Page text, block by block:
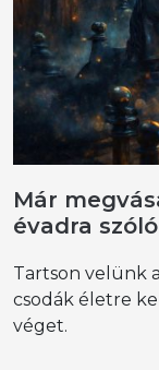
Már
évadra
Tartson velünk
csodák életre
véget.